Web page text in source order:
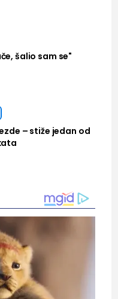
šalio sam se"
– stiže jedan od